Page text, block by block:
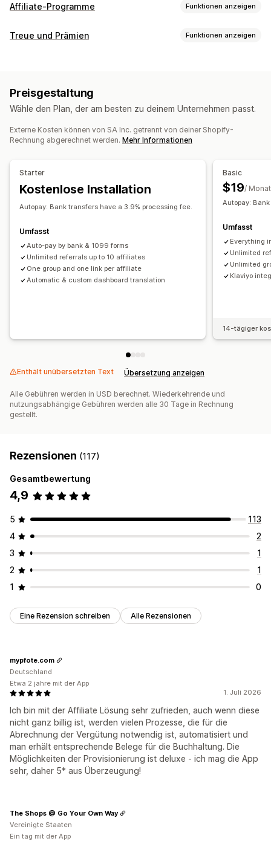
Affiliate-Programme Funktionen anzeigen
Provisionsoptionen
Empfehlungsmanagement
Massengenerierung von Links Kollektionslinks
Rabatte
Affiliate-Erfahrung
Benutzerdefinierte Dashboards Seitenerstellung
Benutzerdefinierte Registrierung
Benutzerdefinierte Links und Rabatte
Benutzerdefinierte Domain Benutzerdefinierte Formulare
Benutzerdefiniertes Branding
Kartenauszahlungen Mehrere Währungen
Treue und Prämien Funktionen anzeigen
Prämien, die du anbieten kannst
Kostenlose Produkte Provision Individuelle Prämien
Preisgestaltung
Wähle den Plan, der am besten zu deinem Unternehmen passt.
Externe Kosten können von SA Inc. getrennt von deiner Shopify-
Rechnung abgerechnet werden. Mehr Informationen
Starter
Kostenlose Installation
Autopay: Bank transfers have a 3.9% processing fee.
Umfasst
Auto-pay by bank & 1099 forms
Unlimited referrals up to 10 affiliates
One group and one link per affiliate
Automatic & custom dashboard translation
Basic
$19/ Monat
Autopay:
Umfasst
Everything
Unlimited
Unlimited
Klaviyo
14-tägiger
Enthält unübersetzten Text Übersetzung anzeigen
Alle Gebühren werden in USD berechnet. Wiederkehrende und
nutzungsabhängige Gebühren werden alle 30 Tage in Rechnung
gestellt.
Rezensionen (117)
Gesamtbewertung
4,9
5
113
4
2
3
1
2
1
1
0
Eine Rezension schreiben Alle Rezensionen
1. Juli 2026
Ich bin mit der Affiliate Lösung sehr zufrieden, auch wenn diese
nicht ganz billig ist, werden vielen Prozesse, die für die
Abrechnung der Vergütung notwendig ist, automatisiert und
man erhält entsprechende Belege für die Buchhaltung. Die
Möglichkeiten der Provisionierung ist deluxe - ich mag die App
sehr, daher 5* aus Überzeugung!
mypfote.com
Deutschland
Etwa 2 jahre mit der App
The Shops @ Go Your Own Way
Vereinigte Staaten
Ein tag mit der App